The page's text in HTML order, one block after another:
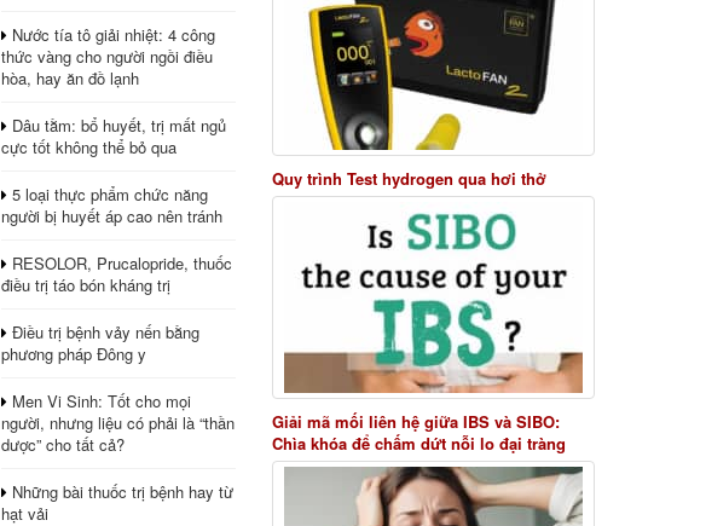
Nước tía tô giải nhiệt: 4 công
thức vàng cho người ngồi điều
hòa, hay ăn đồ lạnh
Dâu tằm: bổ huyết, trị mất ngủ
cực tốt không thể bỏ qua
5 loại thực phẩm chức năng
người bị huyết áp cao nên tránh
RESOLOR, Prucalopride, thuốc
điều trị táo bón kháng trị
Điều trị bệnh vảy nến bằng
phương pháp Đông y
Men Vi Sinh: Tốt cho mọi
người, nhưng liệu có phải là “thần
dược” cho tất cả?
Những bài thuốc trị bệnh hay từ
hạt vải
Quy trình Test hydrogen qua hơi thở
Giải mã mối liên hệ giữa IBS và SIBO:
Chìa khóa để chấm dứt nỗi lo đại tràng